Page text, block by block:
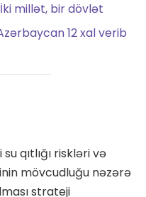
millət, bir dövlət
12 xal verib
qıtlığı riskləri və
mövcudluğu nəzərə
strateji